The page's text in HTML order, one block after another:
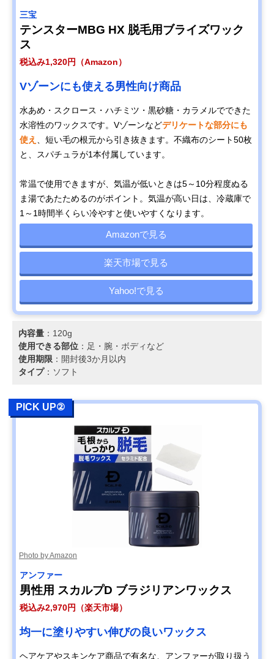
ピートセット
三宝
テンスターMBG HX 脱毛用ブライズワック
ス
税込み1,320円（Amazon）
Vゾーンにも使える男性向け商品
水あめ・スクロース・ハチミツ・黒砂糖・カラメルでできた
水溶性のワックスです。Vゾーンなどデリケートな部分にも
使え 、短い毛の根元から引き抜きます。不織布のシート50枚
と、スパチュラが1本付属しています。
常温で使用できますが、気温が低いときは5～10分程度ぬる
ま湯であたためるのがポイント。気温が高い日は、冷蔵庫で
1～1時間半くらい冷やすと使いやすくなります。
Amazonで見る
楽天市場で見る
Yahoo!で見る
内容量 ：120g
使用できる部位 ：足・腕・ボディなど
使用期限 ：開封後3か月以内
タイプ：ソフト
PICK UP②
Photo by Amazon
アンファー
男性用 スカルプD ブラジリアンワックス
税込み2,970円（楽天市場）
均一に塗りやすい伸びの良いワックス
ヘアケアやスキンケア商品で有名な、アンファーが取り扱う